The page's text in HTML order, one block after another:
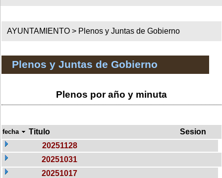
AYUNTAMIENTO > Plenos y Juntas de Gobierno
Plenos y Juntas de Gobierno
Plenos por año y minuta
fecha Titulo
Sesion
20251128
20251031
20251017